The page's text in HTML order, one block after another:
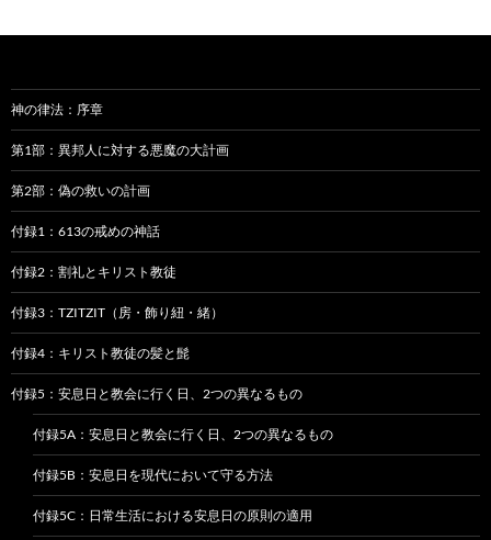
ン
神の律法：序章
第1部：異邦人に対する悪魔の大計画
第2部：偽の救いの計画
付録1：613の戒めの神話
付録2：割礼とキリスト教徒
付録3：TZITZIT（房・飾り紐・緒）
付録4：キリスト教徒の髪と髭
付録5：安息日と教会に行く日、2つの異なるもの
付録5A：安息日と教会に行く日、2つの異なるもの
付録5B：安息日を現代において守る方法
付録5C：日常生活における安息日の原則の適用